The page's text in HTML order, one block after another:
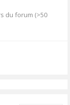
du forum (>50